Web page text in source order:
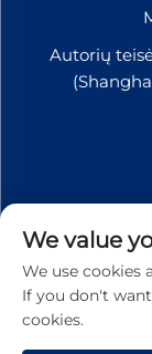
Autorių
We value
We use cookies
If you don't
cookies.